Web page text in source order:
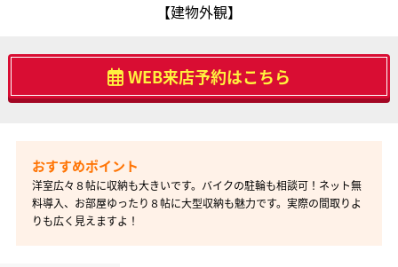
【建物外観】
WEB来店予約はこちら
洋室広々８帖に収納も大きいです。バイクの駐輪も相談可！ネット無
料導入、お部屋ゆったり８帖に大型収納も魅力です。実際の間取りよ
りも広く見えますよ！